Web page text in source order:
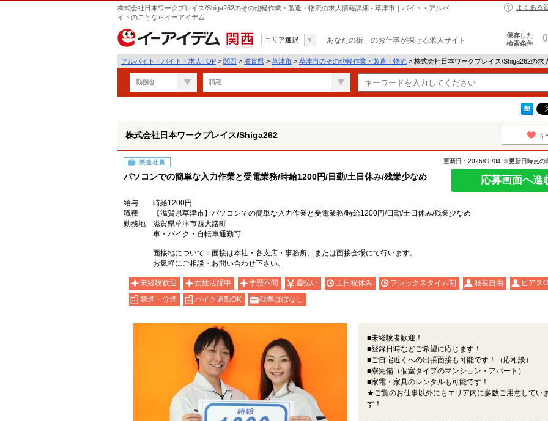
株式会社日本ワークプレイス/Shiga262のその他軽作業・製造・物流の求人情報詳細 - 草津市｜バイト・アルバ
イトのことならイーアイデム
よくある
関西
エリア選択 「あなたの街」のお仕事が探せる求人サイト
保存した
検索条件
0
アルバイト・バイト・求人TOP > 関西 > 滋賀県 > 草津市 > 草津市のその他軽作業・製造・物流 > 株式会社日本ワークプレイス/Shiga262の求
勤務地 職種
株式会社日本ワークプレイス/Shiga262 キ
派遣社員
パソコンでの簡単な入力作業と受電業務/時給1200円/日勤/土日休み/残業少なめ
更新日：2026/08/04 ※更新日時点の
応募画面へ進
給与
時給1200円
職種
【滋賀県草津市】パソコンでの簡単な入力作業と受電業務/時給1200円/日勤/土日休み/残業少なめ
勤務地
滋賀県草津市西大路町
車・バイク・自転車通勤可
面接地について：面接は本社・各支店・事務所、または面接会場にて行います。
お気軽にご相談・お問い合わせ下さい。
未経験歓迎 女性活躍中 学歴不問 週払い 土日祝休み フレックスタイム制 服装自由
ピアス
禁煙・分煙
バイク通勤OK 残業ほぼなし
■未経験者歓迎！
■登録日時などご希望に応じます！
■ご自宅近くへの出張面接も可能です！（応相談）
■寮完備（個室タイプのマンション・アパート）
■家電・家具のレンタルも可能です！
★ご覧のお仕事以外にもエリア内に多数ご用意していま
す！